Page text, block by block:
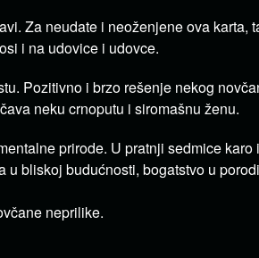
Za neudate i neoženjene ova karta,
i na udovice i udovce.
Pozitivno i brzo rešenje nekog
neku crnoputu i siromašnu ženu.
prirode. U pratnji sedmice karo
u bliskoj budućnosti, bogatstvo u
neprilike.